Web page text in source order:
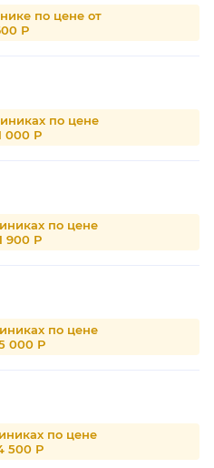
по цене от
Р
по цене
000 Р
по цене
900 Р
по цене
000 Р
по цене
500 Р